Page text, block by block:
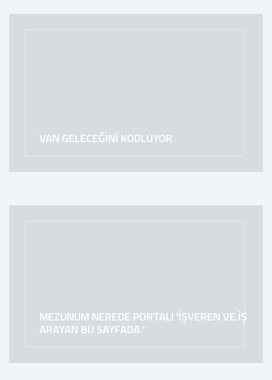
VAN GELECEĞİNİ KODLUYOR
MEZUNUM NEREDE PORTALI 'İŞVEREN VE İŞ
ARAYAN BU SAYFADA '